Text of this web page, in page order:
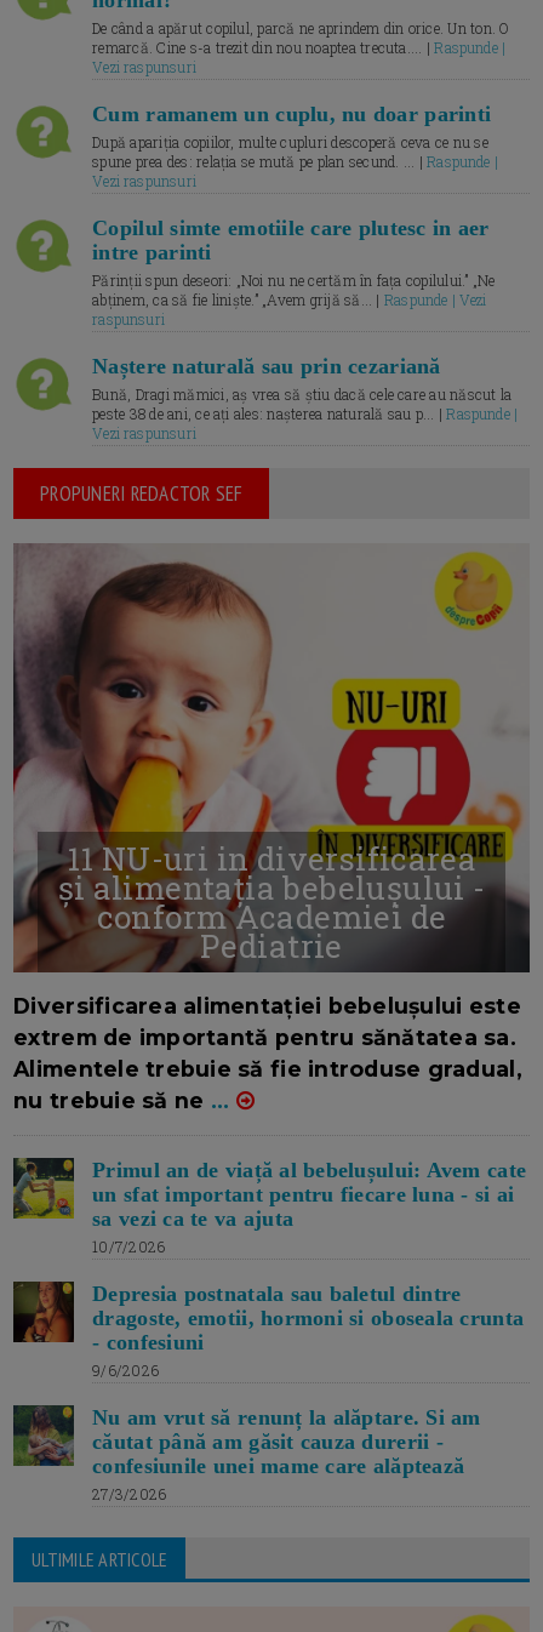
De când a apărut copilul, parcă ne aprindem din orice. Un ton. O
remarcă. Cine s-a trezit din nou noaptea trecuta.... |Raspunde |
Vezi raspunsuri
Cum ramanem un cuplu, nu doar parinti
După apariția copiilor, multe cupluri descoperă ceva ce nu se
spune prea des: relația se mută pe plan secund. ... |Raspunde |
Vezi raspunsuri
Copilul simte emotiile care plutesc in aer
intre parinti
Părinții spun deseori: „Noi nu ne certăm în fața copilului.” „Ne
abținem, ca să fie liniște.” „Avem grijă să... | Raspunde | Vezi
raspunsuri
Naștere naturală sau prin cezariană
Bună, Dragi mămici, aș vrea să știu dacă cele care au născut la
peste 38 de ani, ce ați ales: nașterea naturală sau p... |Raspunde |
Vezi raspunsuri
PROPUNERI REDACTOR SEF
11 NU-uri in diversificarea
și alimentația bebelușului -
conform Academiei de
Pediatrie
Diversificarea alimentației bebelușului este
extrem de importantă pentru sănătatea sa.
Alimentele trebuie să fie introduse gradual,
nu trebuie să ne ...
Primul an de viață al bebelușului: Avem cate
un sfat important pentru fiecare luna - si ai
sa vezi ca te va ajuta
10/7/2026
Depresia postnatala sau baletul dintre
dragoste, emotii, hormoni si oboseala crunta
- confesiuni
9/6/2026
Nu am vrut să renunț la alăptare. Si am
căutat până am găsit cauza durerii -
confesiunile unei mame care alăptează
27/3/2026
ULTIMILE ARTICOLE